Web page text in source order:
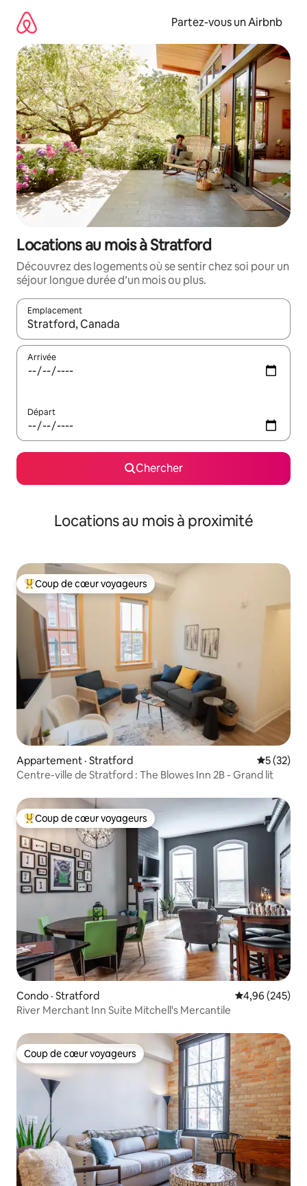
directement
contenu
Partez-vous un Airbnb
Locations au mois à Stratford
Découvrez des logements où se sentir chez soi pour un
séjour longue durée d’un mois ou plus.
Emplacement
Quand les résultats sont affichés, parcourez-les en utilisant
Arrivée
Départ
Chercher
Locations au mois à proximité
Coup de cœur voyageurs parmi les plus aimés
Coup de cœur voyageurs
Appartement · Stratford Note
5 (32)
Centre-ville de Stratford : The Blowes Inn 2B - Grand lit
Coup de cœur voyageurs parmi les plus aimés
Coup de cœur voyageurs
Condo · Stratford Note
4,96 (245)
River Merchant Inn Suite Mitchell's Mercantile
Coup de cœur voyageurs
Coup de cœur voyageurs